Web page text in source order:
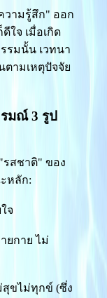
วามรู้สึก" ออก
ใจ เมื่อเกิด
รมนั้น เวทนา
ตามเหตุปัจจัย
รมณ์ 3 รูป
รสชาติ" ของ
หลัก:
จ
ยกาย ไม่
สุขไม่ทุกข์ (ซึ่ง